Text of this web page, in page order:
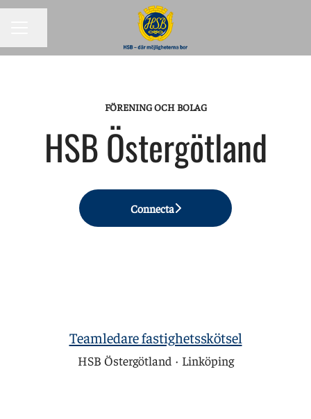
FÖRENING OCH BOLAG
HSB Östergötland
Connecta
Teamledare fastighetsskötsel
HSB Östergötland · Linköping